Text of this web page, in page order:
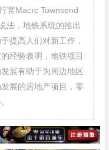
官Macrc Townsend
法，地铁系统的推出
提高人们对新工作，
经验表明，地铁项目
展有助于为周边地区
展的房地产项目，零